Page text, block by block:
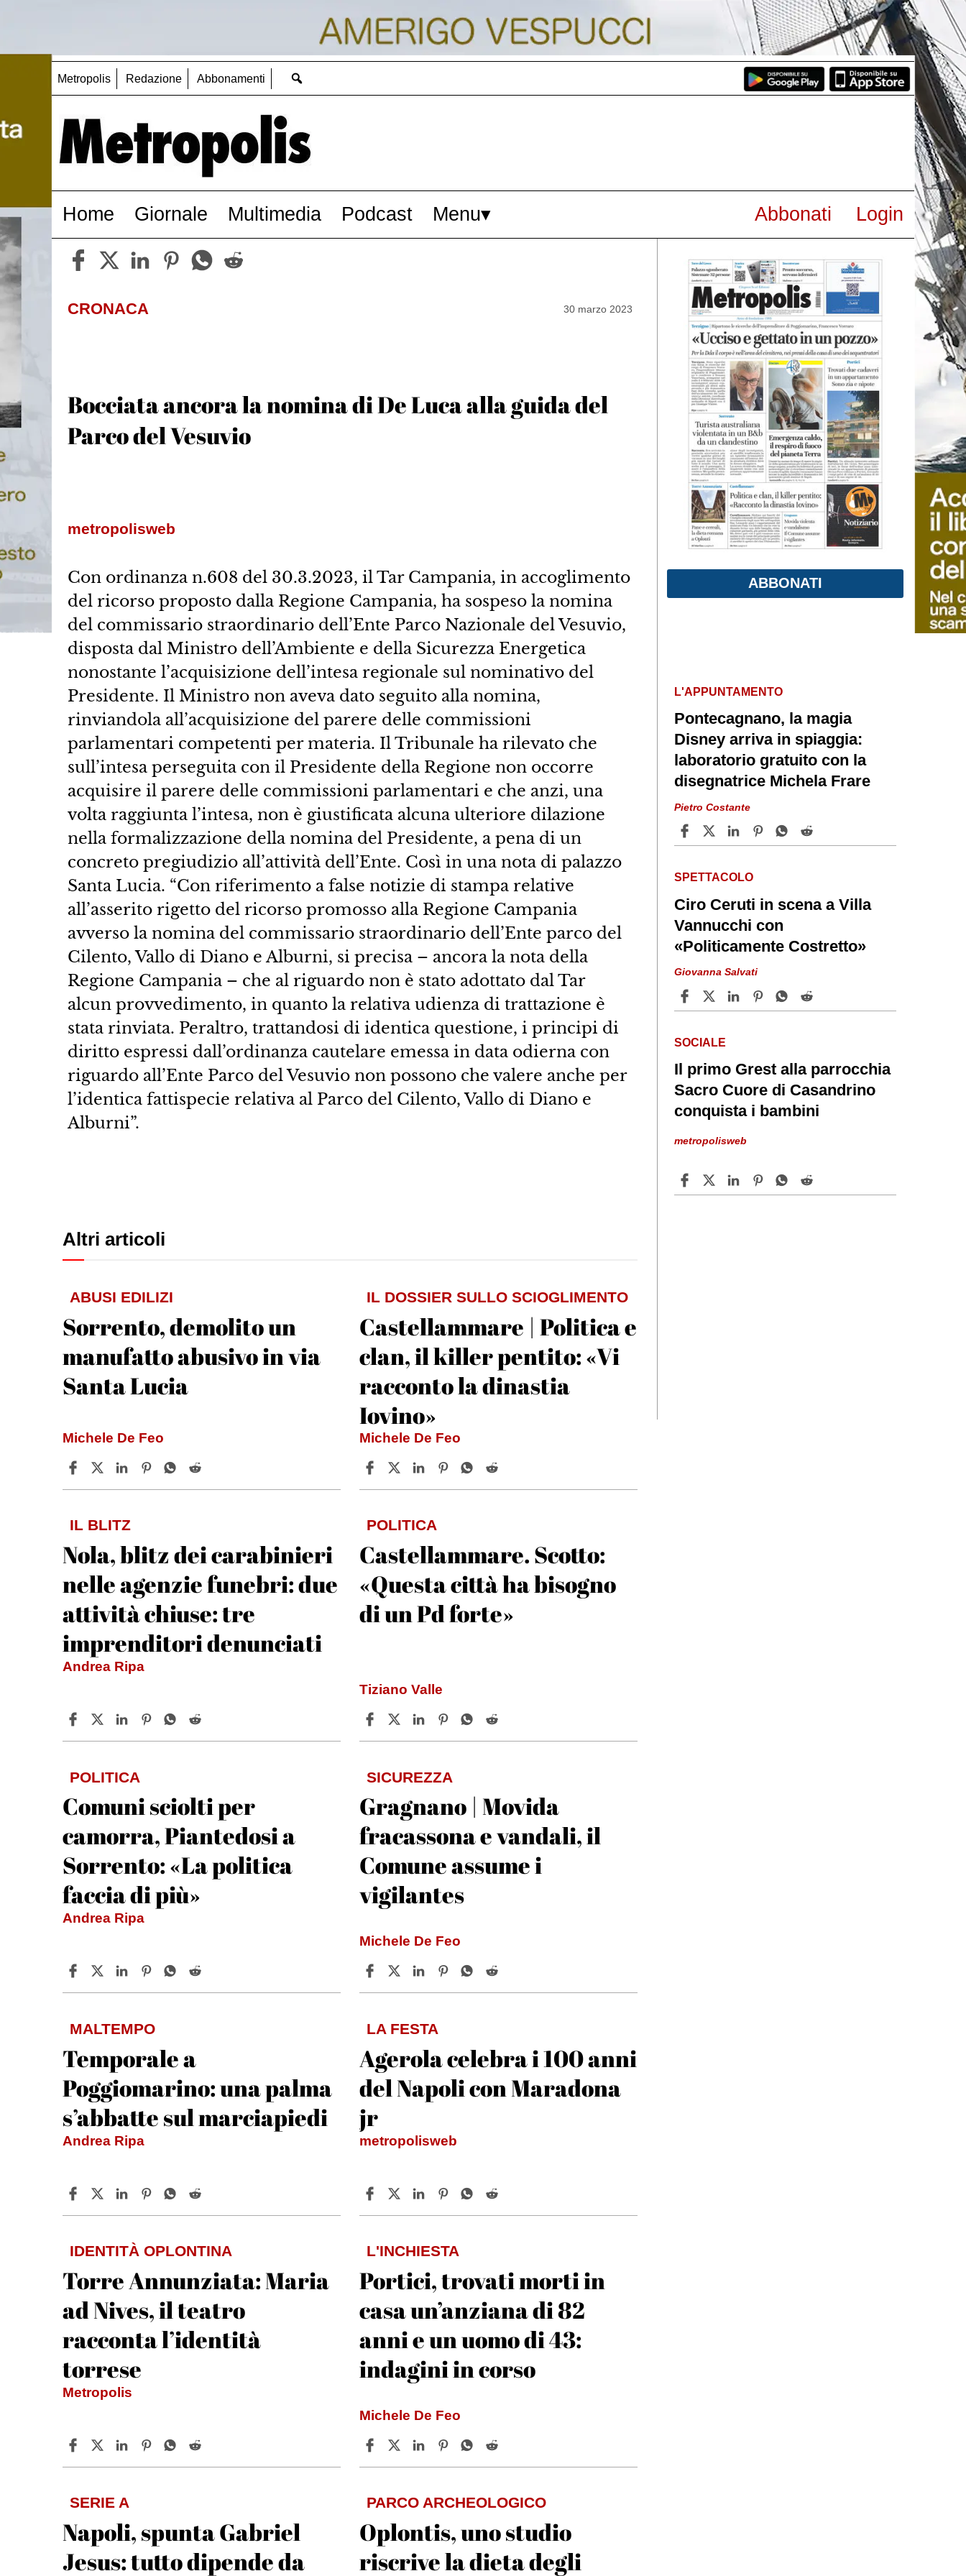
Metropolis Redazione Abbonamenti
Home Giornale Multimedia Podcast Menu Abbonati Login
CRONACA 30 marzo 2023
Bocciata ancora la nomina di De Luca alla guida del
Parco del Vesuvio
metropolisweb
Con ordinanza n.608 del 30.3.2023, il Tar Campania, in accoglimento
del ricorso proposto dalla Regione Campania, ha sospeso la nomina
del commissario straordinario dell’Ente Parco Nazionale del Vesuvio,
disposta dal Ministro dell’Ambiente e della Sicurezza Energetica
nonostante l’acquisizione dell’intesa regionale sul nominativo del
Presidente. Il Ministro non aveva dato seguito alla nomina,
rinviandola all’acquisizione del parere delle commissioni
parlamentari competenti per materia. Il Tribunale ha rilevato che
sull’intesa perseguita con il Presidente della Regione non occorre
acquisire il parere delle commissioni parlamentari e che anzi, una
volta raggiunta l’intesa, non è giustificata alcuna ulteriore dilazione
nella formalizzazione della nomina del Presidente, a pena di un
concreto pregiudizio all’attività dell’Ente. Così in una nota di palazzo
Santa Lucia. “Con riferimento a false notizie di stampa relative
all’asserito rigetto del ricorso promosso alla Regione Campania
avverso la nomina del commissario straordinario dell’Ente parco del
Cilento, Vallo di Diano e Alburni, si precisa – ancora la nota della
Regione Campania – che al riguardo non è stato adottato dal Tar
alcun provvedimento, in quanto la relativa udienza di trattazione è
stata rinviata. Peraltro, trattandosi di identica questione, i principi di
diritto espressi dall’ordinanza cautelare emessa in data odierna con
riguardo all’Ente Parco del Vesuvio non possono che valere anche per
l’identica fattispecie relativa al Parco del Cilento, Vallo di Diano e
Alburni”.
Altri articoli
ABUSI EDILIZI
Sorrento, demolito un
manufatto abusivo in via
Santa Lucia
Michele De Feo
IL DOSSIER SULLO SCIOGLIMENTO
Castellammare | Politica e
clan, il killer pentito: «Vi
racconto la dinastia
Iovino»
Michele De Feo
IL BLITZ
Nola, blitz dei carabinieri
nelle agenzie funebri: due
attività chiuse: tre
imprenditori denunciati
Andrea Ripa
POLITICA
Castellammare. Scotto:
«Questa città ha bisogno
di un Pd forte»
Tiziano Valle
POLITICA
Comuni sciolti per
camorra, Piantedosi a
Sorrento: «La politica
faccia di più»
Andrea Ripa
SICUREZZA
Gragnano | Movida
fracassona e vandali, il
Comune assume i
vigilantes
Michele De Feo
MALTEMPO
Temporale a
Poggiomarino: una palma
s’abbatte sul marciapiedi
Andrea Ripa
LA FESTA
Agerola celebra i 100 anni
del Napoli con Maradona
jr
metropolisweb
IDENTITÀ OPLONTINA
Torre Annunziata: Maria
ad Nives, il teatro
racconta l’identità
torrese
Metropolis
L'INCHIESTA
Portici, trovati morti in
casa un’anziana di 82
anni e un uomo di 43:
indagini in corso
Michele De Feo
SERIE A
Napoli, spunta Gabriel
Jesus: tutto dipende da
PARCO ARCHEOLOGICO
Oplontis, uno studio
riscrive la dieta degli
ABBONATI
L'APPUNTAMENTO
Pontecagnano, la magia
Disney arriva in spiaggia:
laboratorio gratuito con la
disegnatrice Michela Frare
Pietro Costante
SPETTACOLO
Ciro Ceruti in scena a Villa
Vannucchi con
«Politicamente Costretto»
Giovanna Salvati
SOCIALE
Il primo Grest alla parrocchia
Sacro Cuore di Casandrino
conquista i bambini
metropolisweb